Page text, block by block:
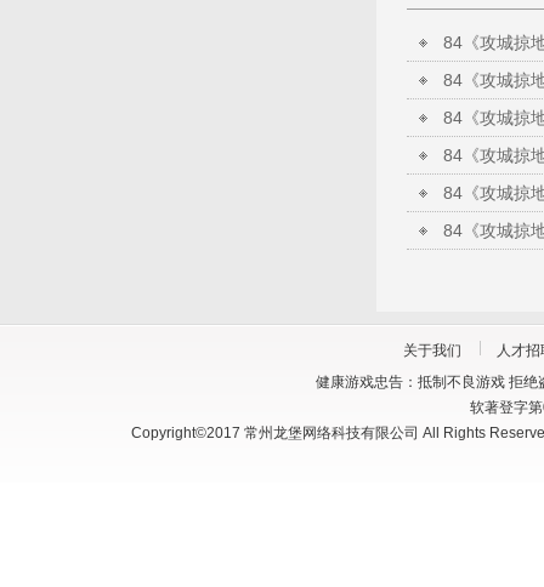
关于我们
人才招
健康游戏忠告：抵制不良游戏 拒
软著登字
Copyright©2017 常州龙堡网络科技有限公司 All Rights